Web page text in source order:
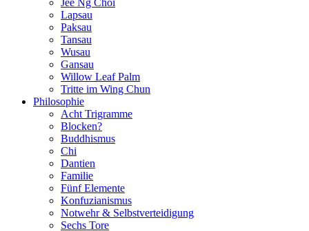
Jee Ng Choi
Lapsau
Paksau
Tansau
Wusau
Gansau
Willow Leaf Palm
Tritte im Wing Chun
Philosophie
Acht Trigramme
Blocken?
Buddhismus
Chi
Dantien
Familie
Fünf Elemente
Konfuzianismus
Notwehr & Selbstverteidigung
Sechs Tore